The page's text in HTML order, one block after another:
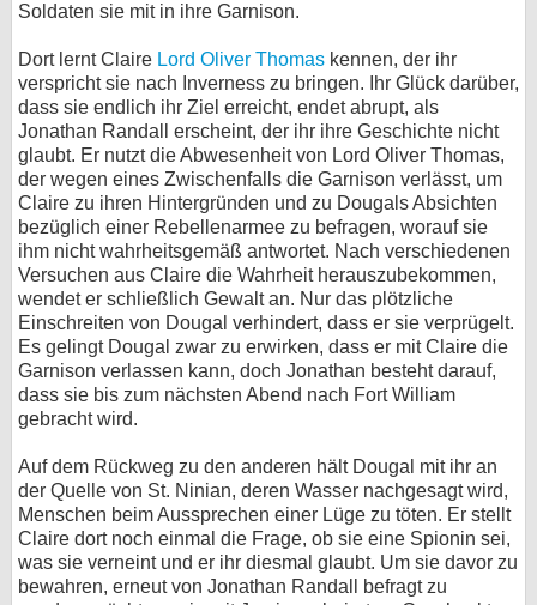
Soldaten sie mit in ihre Garnison.
Dort lernt Claire Lord Oliver Thomas kennen, der ihr
verspricht sie nach Inverness zu bringen. Ihr Glück darüber,
dass sie endlich ihr Ziel erreicht, endet abrupt, als
Jonathan Randall erscheint, der ihr ihre Geschichte nicht
glaubt. Er nutzt die Abwesenheit von Lord Oliver Thomas,
der wegen eines Zwischenfalls die Garnison verlässt, um
Claire zu ihren Hintergründen und zu Dougals Absichten
bezüglich einer Rebellenarmee zu befragen, worauf sie
ihm nicht wahrheitsgemäß antwortet. Nach verschiedenen
Versuchen aus Claire die Wahrheit herauszubekommen,
wendet er schließlich Gewalt an. Nur das plötzliche
Einschreiten von Dougal verhindert, dass er sie verprügelt.
Es gelingt Dougal zwar zu erwirken, dass er mit Claire die
Garnison verlassen kann, doch Jonathan besteht darauf,
dass sie bis zum nächsten Abend nach Fort William
gebracht wird.
Auf dem Rückweg zu den anderen hält Dougal mit ihr an
der Quelle von St. Ninian, deren Wasser nachgesagt wird,
Menschen beim Aussprechen einer Lüge zu töten. Er stellt
Claire dort noch einmal die Frage, ob sie eine Spionin sei,
was sie verneint und er ihr diesmal glaubt. Um sie davor zu
bewahren, erneut von Jonathan Randall befragt zu